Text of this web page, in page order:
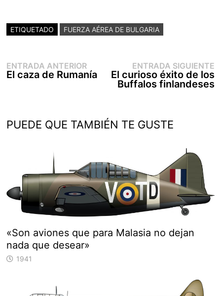
ETIQUETADO FUERZA AÉREA DE BULGARIA
Navegación
de
ENTRADA ANTERIOREntrada
anterior:
El caza de Rumanía
ENTRADA SIGUIENTE
El curioso éxito de los
Buffalos finlandeses
PUEDE QUE TAMBIÉN TE GUSTE
«Son aviones que para Malasia no dejan
nada que desear»
1941